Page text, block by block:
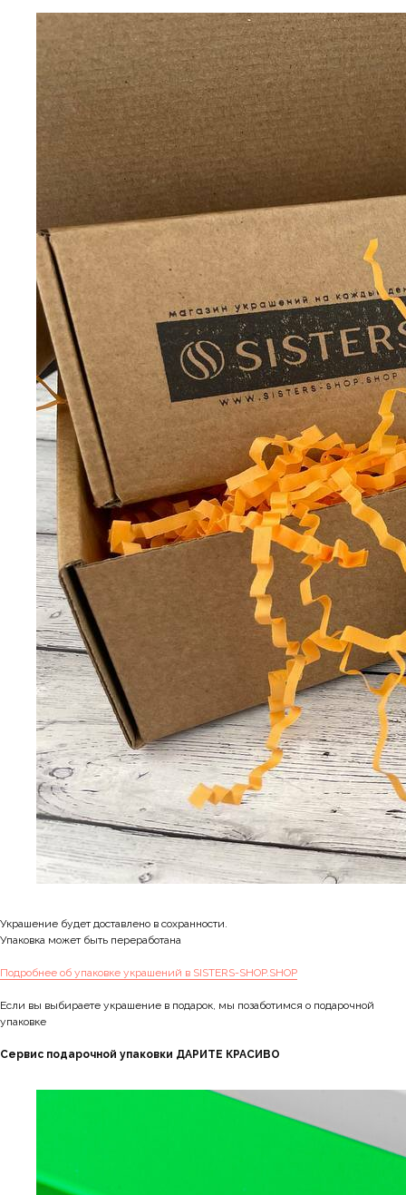
Украшение будет доставлено в сохранности.
Упаковка может быть переработана
Подробнее об упаковке украшений в SISTERS-SHOP.SHOP
Если вы выбираете украшение в подарок, мы позаботимся о подарочной
упаковке
Сервис подарочной упаковки ДАРИТЕ КРАСИВО